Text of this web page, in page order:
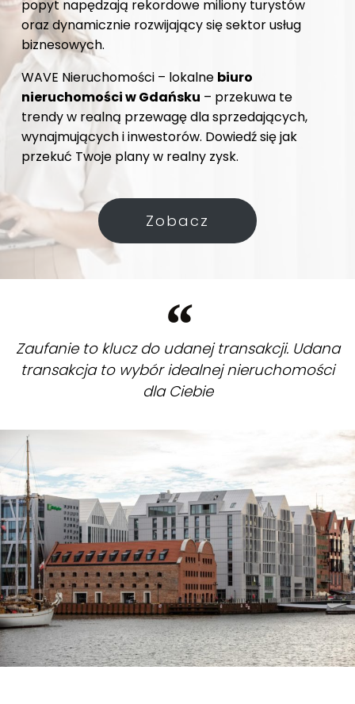
popyt napędzają rekordowe miliony turystów
oraz dynamicznie rozwijający się sektor usług
biznesowych.
WAVE Nieruchomości – lokalne biuro
nieruchomości w Gdańsku – przekuwa te
trendy w realną przewagę dla sprzedających,
wynajmujących i inwestorów. Dowiedź się jak
przekuć Twoje plany w realny zysk.
Zobacz
Zaufanie to klucz do udanej transakcji. Udana
transakcja to wybór idealnej nieruchomości
dla Ciebie